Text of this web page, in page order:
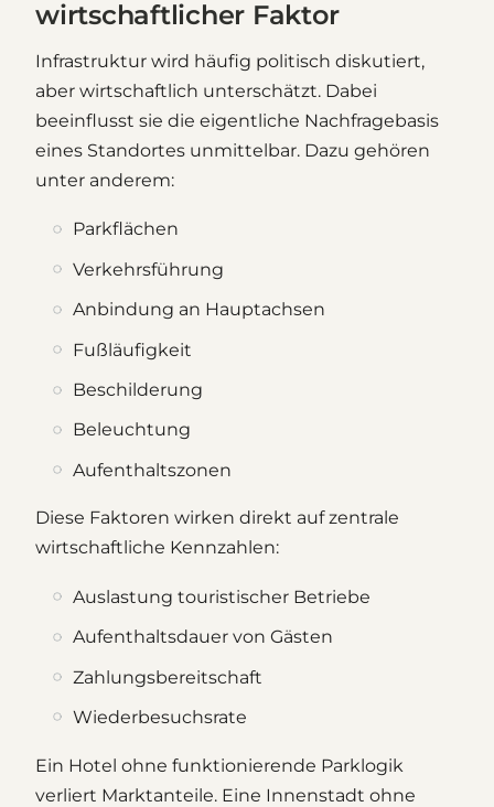
wirtschaftlicher Faktor
Infrastruktur wird häufig politisch diskutiert,
aber wirtschaftlich unterschätzt. Dabei
beeinflusst sie die eigentliche Nachfragebasis
eines Standortes unmittelbar. Dazu gehören
unter anderem:
Parkflächen
Verkehrsführung
Anbindung an Hauptachsen
Fußläufigkeit
Beschilderung
Beleuchtung
Aufenthaltszonen
Diese Faktoren wirken direkt auf zentrale
wirtschaftliche Kennzahlen:
Auslastung touristischer Betriebe
Aufenthaltsdauer von Gästen
Zahlungsbereitschaft
Wiederbesuchsrate
Ein Hotel ohne funktionierende Parklogik
verliert Marktanteile. Eine Innenstadt ohne